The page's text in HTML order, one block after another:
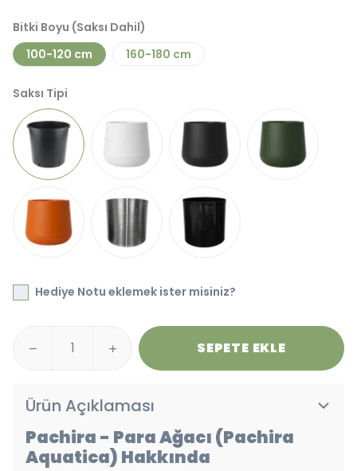
Bitki Boyu (Saksı Dahil)
100-120 cm
160-180 cm
Saksı Tipi
Hediye Notu eklemek ister misiniz?
SEPETE EKLE
Ürün Açıklaması
Pachira - Para Ağacı (Pachira
Aquatica) Hakkında